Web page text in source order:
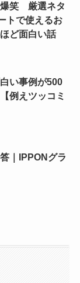
笑 厳選ネタ
トで使えるお
ど面白い話
い事例が500
例えツッコミ
｜IPPONグラ